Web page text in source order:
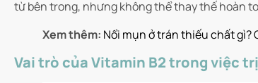
từ bên trong, nhưng không thể thay thế hoàn
Xem thêm: Nổi mụn ở trán thiếu chất
Vai trò của Vitamin B2 trong việc